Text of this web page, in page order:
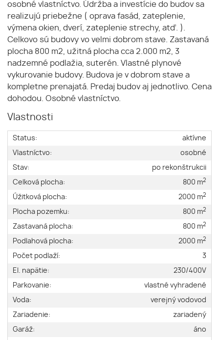
osobné vlastníctvo. Údržba a investície do budov sa
realizujú priebežne ( oprava fasád, zateplenie,
výmena okien, dverí, zateplenie strechy, atď. ).
Celkovo sú budovy vo velmi dobrom stave. Zastavaná
plocha 800 m2, užitná plocha cca 2.000 m2, 3
nadzemné podlažia, suterén. Vlastné plynové
vykurovanie budovy. Budova je v dobrom stave a
kompletne prenajatá. Predaj budov aj jednotlivo. Cena
dohodou. Osobné vlastníctvo.
Vlastnosti
Status:
aktívne
Vlastníctvo:
osobné
Stav:
po rekonštrukcii
Celková plocha:
800 m2
Úžitková plocha: 2000 m2
Plocha pozemku: 800 m2
Zastavaná plocha: 800 m2
Podlahová plocha: 2000 m2
Počet podlaží:
3
El. napätie:
230/400V
Parkovanie:
vlastné vyhradené
Voda:
verejný vodovod
Zariadenie:
zariadený
Garáž:
áno